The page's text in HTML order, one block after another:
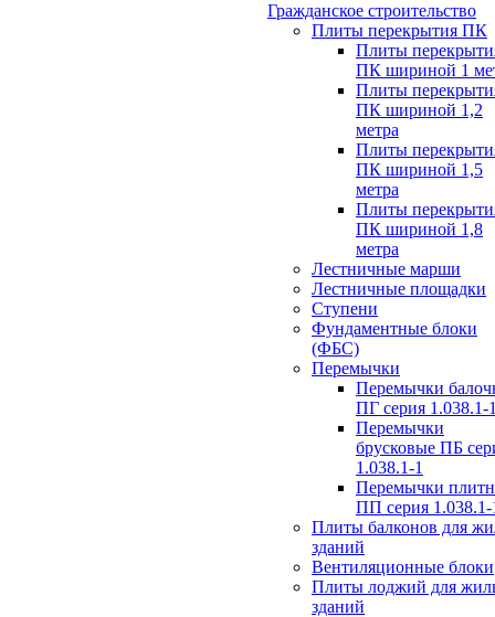
Гражданское строительство
Плиты перекрытия ПК
Плиты
ПК шириной 1
Плиты
ПК шириной 1,2
метра
Плиты
ПК шириной 1,5
метра
Плиты
ПК шириной 1,8
метра
Лестничные марши
Лестничные площадки
Ступени
Фундаментные блоки
(ФБС)
Перемычки
Перемычки
ПГ серия 1.038.1-
Перемычки
брусковые ПБ
1.038.1-1
Перемычки
ПП серия 1.038.1-
Плиты балконов для
зданий
Вентиляционные блоки
Плиты лоджий для
зданий